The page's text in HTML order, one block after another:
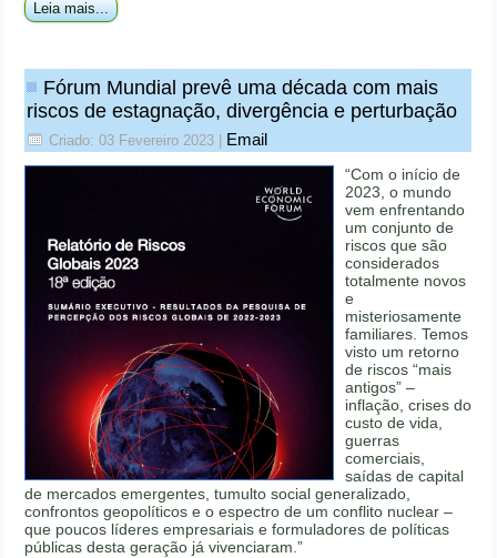
Leia mais...
Fórum Mundial prevê uma década com mais
riscos de estagnação, divergência e perturbação
Criado: 03 Fevereiro 2023 Email
“Com o início de
2023, o mundo
vem enfrentando
um conjunto de
riscos que são
considerados
totalmente novos
e
misteriosamente
familiares. Temos
visto um retorno
de riscos “mais
antigos” –
inflação, crises do
custo de vida,
guerras
comerciais,
saídas de capital
de mercados emergentes, tumulto social generalizado,
confrontos geopolíticos e o espectro de um conflito nuclear –
que poucos líderes empresariais e formuladores de políticas
públicas desta geração já vivenciaram.”